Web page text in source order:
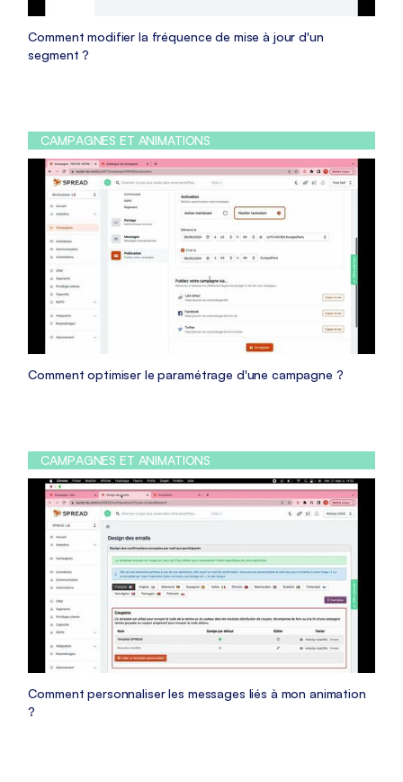
Comment modifier la fréquence de mise à jour d'un
segment ?
CAMPAGNES ET ANIMATIONS
Comment optimiser le paramétrage d'une campagne ?
CAMPAGNES ET ANIMATIONS
Comment personnaliser les messages liés à mon animation
?